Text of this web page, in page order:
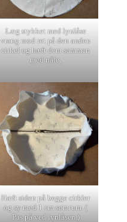
Læg stykket med lynlåse
vrang mod ret på den anden
cirkel og hæft dem sammen
med nåle.
Hæft siden på begge cirkler
og sy med 1 cm sømrum. (
Pas på ved lynlåsen )